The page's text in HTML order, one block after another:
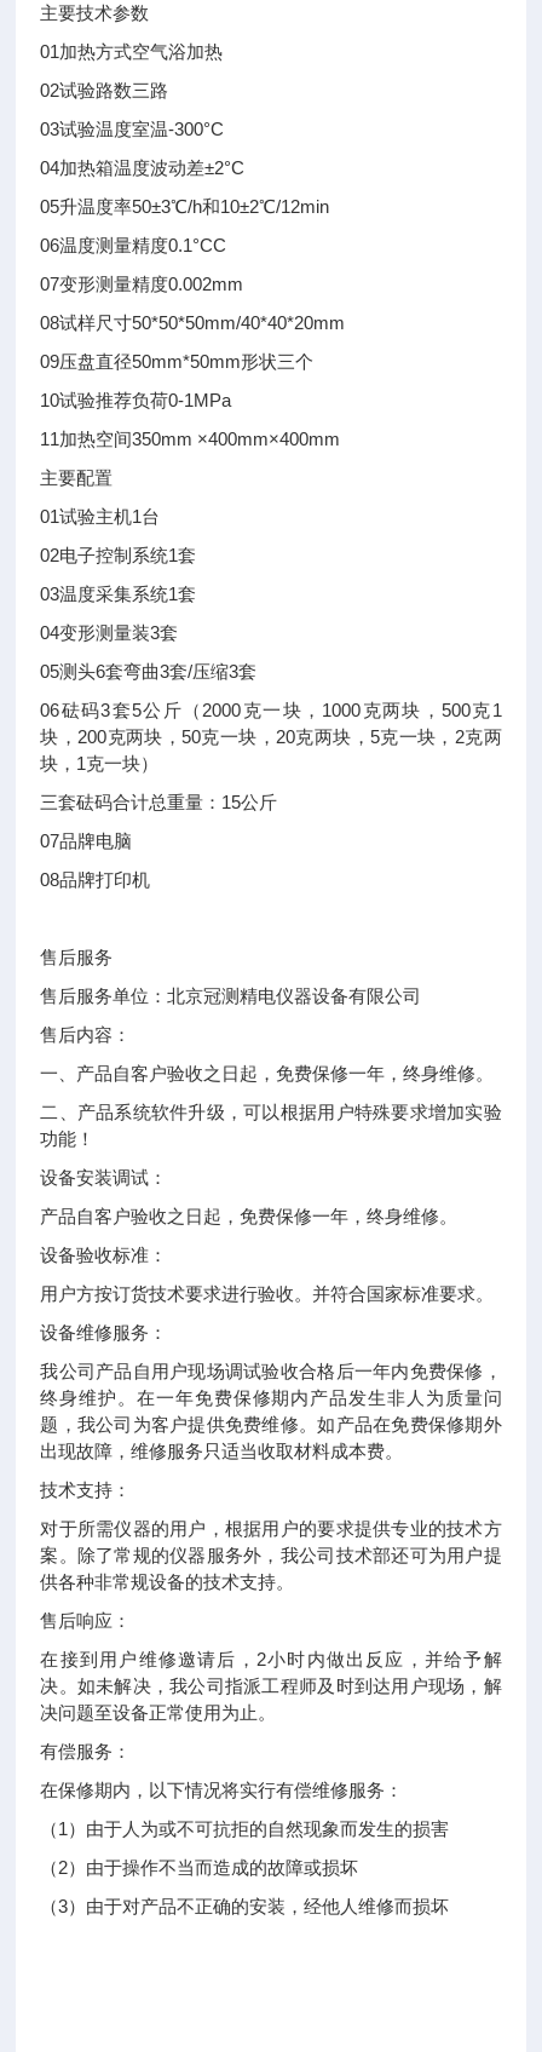
主要技术参数
01加热方式空气浴加热
02试验路数三路
03试验温度室温-300°C
04加热箱温度波动差±2°C
05升温度率50±3℃/h和10±2℃/12min
06温度测量精度0.1°CC
07变形测量精度0.002mm
08试样尺寸50*50*50mm/40*40*20mm
09压盘直径50mm*50mm形状三个
10试验推荐负荷0-1MPa
11加热空间350mm ×400mm×400mm
主要配置
01试验主机1台
02电子控制系统1套
03温度采集系统1套
04变形测量装3套
05测头6套弯曲3套/压缩3套
06砝码3套5公斤（2000克一块，1000克两块，500克1
块，200克两块，50克一块，20克两块，5克一块，2克两
块，1克一块）
三套砝码合计总重量：15公斤
07品牌电脑
08品牌打印机
售后服务
售后服务单位：北京冠测精电仪器设备有限公司
售后内容：
一、产品自客户验收之日起，免费保修一年，终身维修。
二、产品系统软件升级，可以根据用户特殊要求增加实验
功能！
设备安装调试：
产品自客户验收之日起，免费保修一年，终身维修。
设备验收标准：
用户方按订货技术要求进行验收。并符合国家标准要求。
设备维修服务：
我公司产品自用户现场调试验收合格后一年内免费保修，
终身维护。在一年免费保修期内产品发生非人为质量问
题，我公司为客户提供免费维修。如产品在免费保修期外
出现故障，维修服务只适当收取材料成本费。
技术支持：
对于所需仪器的用户，根据用户的要求提供专业的技术方
案。除了常规的仪器服务外，我公司技术部还可为用户提
供各种非常规设备的技术支持。
售后响应：
在接到用户维修邀请后，2小时内做出反应，并给予解
决。如未解决，我公司指派工程师及时到达用户现场，解
决问题至设备正常使用为止。
有偿服务：
在保修期内，以下情况将实行有偿维修服务：
（1）由于人为或不可抗拒的自然现象而发生的损害
（2）由于操作不当而造成的故障或损坏
（3）由于对产品不正确的安装，经他人维修而损坏